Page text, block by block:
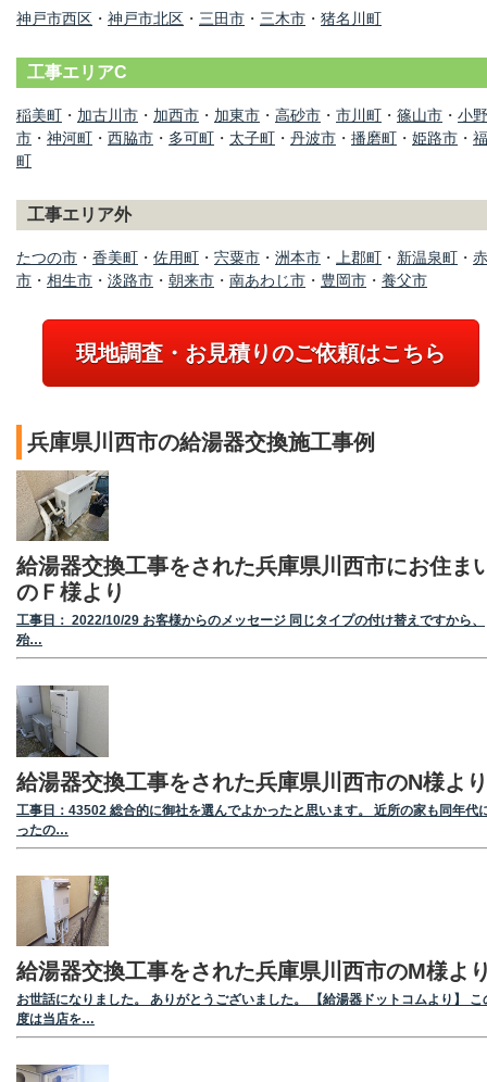
神戸市西区 ・ 神戸市北区 ・ 三田市 ・ 三木市 ・ 猪名川町
工事エリアC
稲美町 ・ 加古川市 ・ 加西市 ・ 加東市 ・ 高砂市 ・ 市川町 ・ 篠山市 ・ 小野
市 ・ 神河町 ・ 西脇市 ・ 多可町 ・ 太子町 ・ 丹波市 ・ 播磨町 ・ 姫路市 ・
町
工事エリア外
たつの市 ・ 香美町 ・ 佐用町 ・ 宍粟市 ・ 洲本市 ・ 上郡町 ・ 新温泉町 ・
市 ・ 相生市 ・ 淡路市 ・ 朝来市 ・ 南あわじ市 ・ 豊岡市 ・ 養父市
現地調査・お見積りのご依頼はこちら
兵庫県川西市の給湯器交換施工事例
給湯器交換工事をされた兵庫県川西市にお住ま
のＦ様より
工事日： 2022/10/29 お客様からのメッセージ 同じタイプの付け替えですから、
殆…
給湯器交換工事をされた兵庫県川西市のN様より
工事日：43502 総合的に御社を選んでよかったと思います。 近所の家も同年代
ったの…
給湯器交換工事をされた兵庫県川西市のM様よ
お世話になりました。 ありがとうございました。 【給湯器ドットコムより】 こ
度は当店を…